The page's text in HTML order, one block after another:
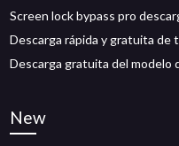
Screen lock bypass pro
Descarga rápida y gratuita
Descarga gratuita del modelo
New